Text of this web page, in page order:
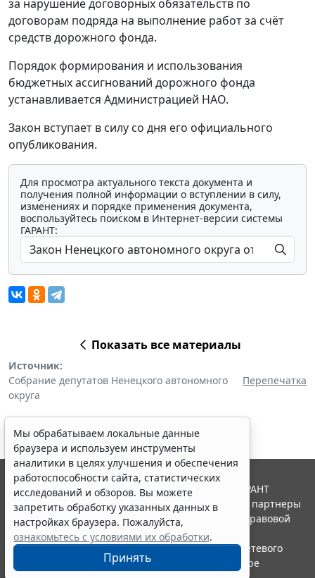
за нарушение договорных обязательств по
договорам подряда на выполнение работ за счёт
средств дорожного фонда.
Порядок формирования и использования
бюджетных ассигнований дорожного фонда
устанавливается Администрацией НАО.
Закон вступает в силу со дня его официального
опубликования.
Для просмотра актуального текста документа и
получения полной информации о вступлении в силу,
изменениях и порядке применения документа,
воспользуйтесь поиском в Интернет-версии системы
ГАРАНТ:
Показать все материалы
Источник:
Собрание депутатов Ненецкого автономного
округа
Перепечатка
Мы обрабатываем локальные данные
браузера и используем инструменты
аналитики в целях улучшения и обеспечения
работоспособности сайта, статистических
исследований и обзоров. Вы можете
запретить обработку указанных данных в
настройках браузера. Пожалуйста,
ознакомьтесь с условиями их обработки.
Принять
© ООО "НПП "ГАРАНТ-СЕРВИС", 2026. Система ГАРАНТ
выпускается с 1990 года. Компания "Гарант" и ее партнеры
являются участниками Российской ассоциации правовой
информации ГАРАНТ.
Портал ГАРАНТ.РУ зарегистрирован в качестве сетевого
издания Федеральной службой по надзору в сфере